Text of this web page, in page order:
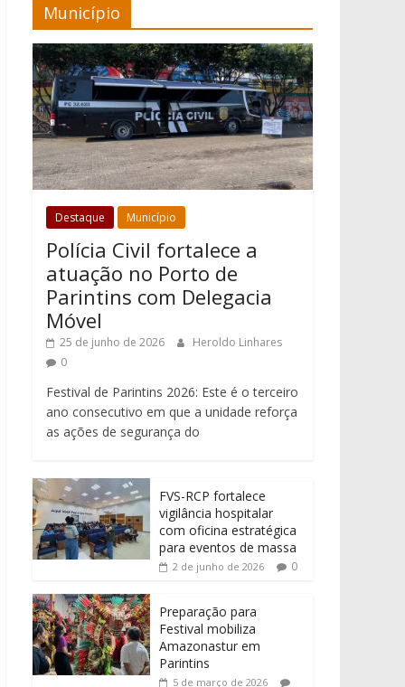
Município
Destaque Município
Polícia Civil fortalece a
atuação no Porto de
Parintins com Delegacia
Móvel
25 de junho de 2026
Heroldo Linhares
0
Festival de Parintins 2026: Este é o terceiro
ano consecutivo em que a unidade reforça
as ações de segurança do
FVS-RCP fortalece
vigilância hospitalar
com oficina estratégica
para eventos de massa
2 de junho de 2026 0
Preparação para
Festival mobiliza
Amazonastur em
Parintins
5 de março de 2026